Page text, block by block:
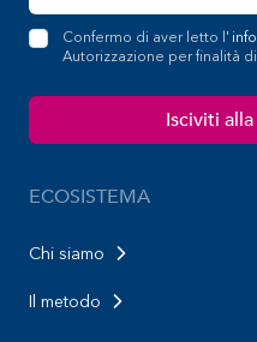
Confermo di aver letto l'
Autorizzazione per finalità
Isciviti
ECOSISTEMA
Chi siamo
Il metodo